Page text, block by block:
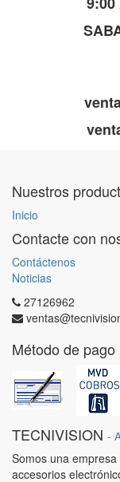
Nuestros
Inicio
Contacte con
Contáctenos
Noticias
27126962
Método de pago
TECNIVISION -
Somos una
accesorios